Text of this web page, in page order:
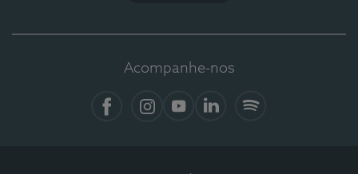
Acompanhe-nos